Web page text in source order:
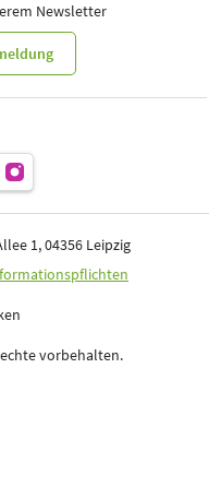
Newsletter
1, 04356 Leipzig
vorbehalten.